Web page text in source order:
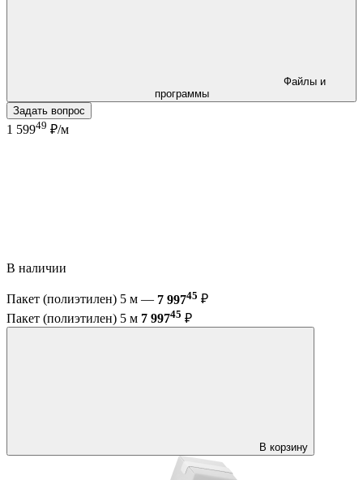
программы
Задать вопрос
1 59949 ₽/м
В наличии
Пакет (полиэтилен) 5 м — 7 99745 ₽
Пакет (полиэтилен) 5 м 7 99745 ₽
В корзину